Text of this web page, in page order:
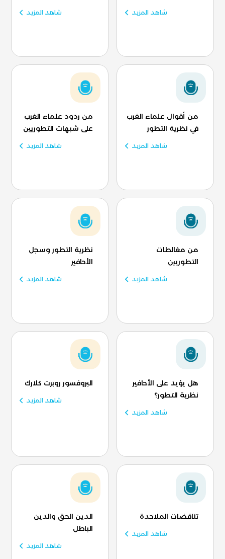
شاهد المزيد شاهد المزيد
من أقوال علماء الغرب
في نظرية التطور
شاهد المزيد
من ردود علماء الغرب
على شبهات التطوريين
شاهد المزيد
من مغالطات
التطوريين
شاهد المزيد
نظرية التطور وسجل
الأحافير
شاهد المزيد
هل يؤيد على الأحافير
نظرية التطور؟
شاهد المزيد
البروفسور روبرت كلارك
شاهد المزيد
تناقضات الملاحدة
شاهد المزيد
الدين الحق والدين
الباطل
شاهد المزيد